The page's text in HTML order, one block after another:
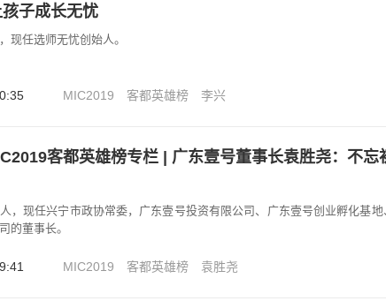
子成长无忧
现任选师无忧创始人。
MIC2019 客都英雄榜 李兴
客都英雄榜专栏 | 广东壹号董事长袁胜尧：不忘
，现任兴宁市政协常委，广东壹号投资有限公司、广东壹号创业孵化基地
的董事长。
MIC2019 客都英雄榜 袁胜尧